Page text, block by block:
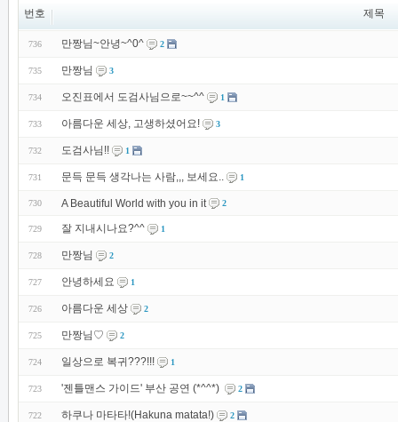
번호 제목
736 만짱님~안녕~^0^ 2
735 만짱님 3
734 오진표에서 도검사님으로~~^^ 1
733 아름다운 세상, 고생하셨어요! 3
732 도검사님!! 1
731 문득 문득 생각나는 사람,,, 보세요.. 1
730 A Beautiful World with you in it 2
729 잘 지내시나요?^^ 1
728 만짱님 2
727 안녕하세요 1
726 아름다운 세상 2
725 만짱님♡ 2
724 일상으로 복귀???!!! 1
723 '젠틀맨스 가이드' 부산 공연 (*^^*) 2
722 하쿠나 마타타!(Hakuna matata!) 2